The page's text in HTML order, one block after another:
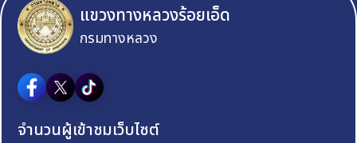
แขวงทางหลวงร้อยเอ็ด
กรมทางหลวง
จำนวนผู้เข้าชมเว็บไซต์